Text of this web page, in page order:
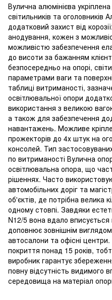
Вулична алюмінієва
світильників та оголовників
додатковий захист від
анодування, кожен з
можливістю забезпечення
до висоти за бажанням
безпосередньо на опорі,
параметрами ваги та
таблиці витриманості,
освітлювальної опори
використання з великою
а також для забезпечення
навантажень. Можливе
прожекторів до 4х штук на
консолей. Тип
по витриманості Вулична
освітлювальна опора, що
рішеннях. Часто
автомобільних доріг та
об'єктів, де потрібна велика
одному стовпі. Завдяки
N12/5 вона вдало вписується
доповнює зовнішнім виглядом
автосалони та офісні
покриття понад 15 років,
виробник гарантує
повну відсутність видимого
середовища на матеріал